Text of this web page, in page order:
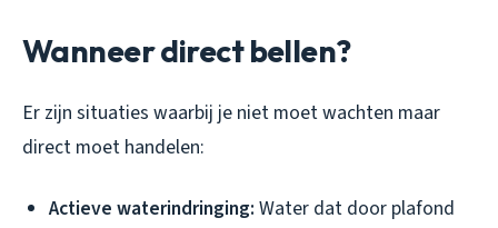
Wanneer direct bellen?
Er zijn situaties waarbij je niet moet wachten maar
direct moet handelen:
Actieve waterindringing: Water dat door plafond